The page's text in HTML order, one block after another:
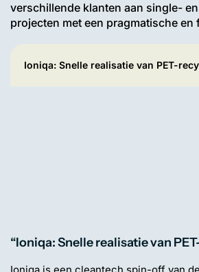
verschillende klanten aan single-
projecten met een pragmatische en
Ioniqa: Snelle realisatie van PET-
“Ioniqa: Snelle realisatie van